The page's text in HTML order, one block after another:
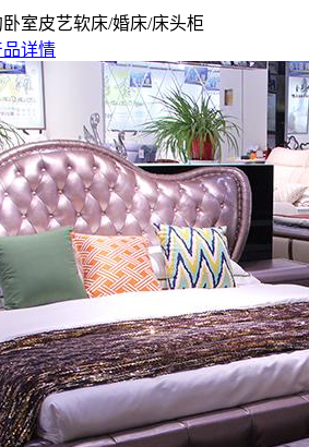
室皮艺软床/婚床/床头柜
品详情